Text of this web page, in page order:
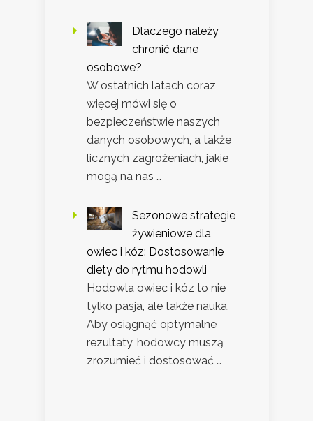
Dlaczego należy
chronić dane
osobowe?
W ostatnich latach coraz
więcej mówi się o
bezpieczeństwie naszych
danych osobowych, a także
licznych zagrożeniach, jakie
mogą na nas …
Sezonowe strategie
żywieniowe dla
owiec i kóz: Dostosowanie
diety do rytmu hodowli
Hodowla owiec i kóz to nie
tylko pasja, ale także nauka.
Aby osiągnąć optymalne
rezultaty, hodowcy muszą
zrozumieć i dostosować …